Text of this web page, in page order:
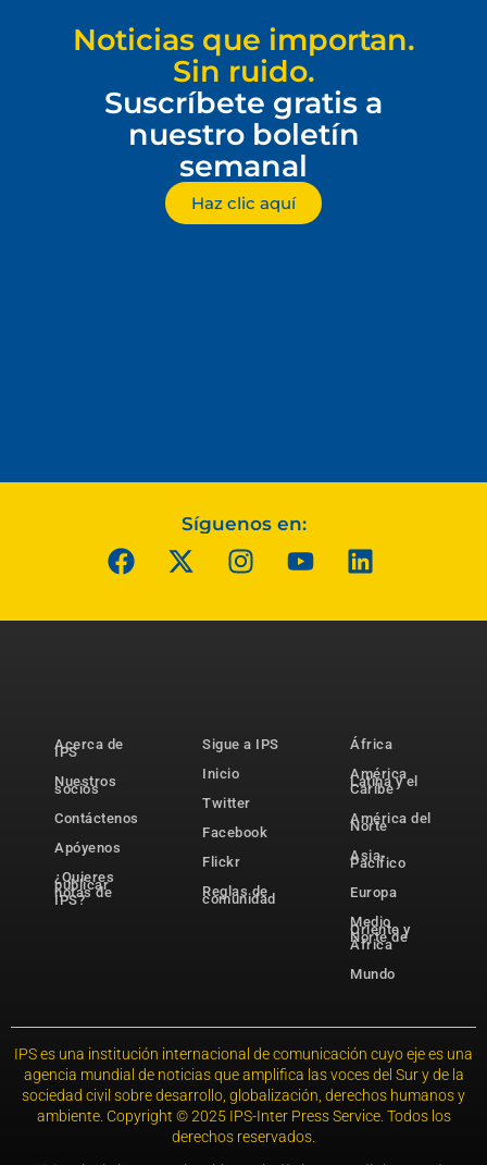
Noticias que importan.
Sin ruido.
Suscríbete gratis a
nuestro boletín
semanal
Haz clic aquí
Síguenos en:
Acerca de
IPS
Nuestros
socios
Contáctenos
Apóyenos
¿Quieres
publicar
notas de
IPS?
Sigue a IPS
Inicio
Twitter
Facebook
Flickr
Reglas de
comunidad
África
América
Latina y el
Caribe
América del
Norte
Asia-
Pacífico
Europa
Medio
Oriente y
Norte de
África
Mundo
IPS es una institución internacional de comunicación cuyo eje es una
agencia mundial de noticias que amplifica las voces del Sur y de la
sociedad civil sobre desarrollo, globalización, derechos humanos y
ambiente. Copyright © 2025 IPS-Inter Press Service. Todos los
derechos reservados.